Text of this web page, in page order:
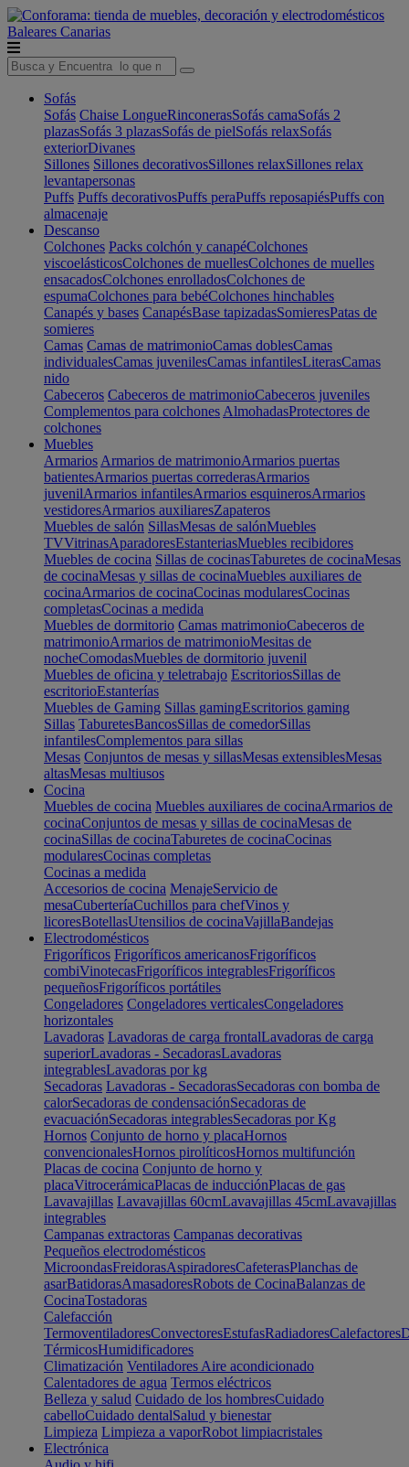
Baleares Canarias
Sofás
Sofás Chaise LongueRinconerasSofás camaSofás 2
plazasSofás 3 plazasSofás de pielSofás relaxSofás
exteriorDivanes
Sillones Sillones decorativosSillones relaxSillones relax
levantapersonas
Puffs Puffs decorativosPuffs peraPuffs reposapiésPuffs con
almacenaje
Descanso
Colchones Packs colchón y canapéColchones
viscoelásticosColchones de muellesColchones de muelles
ensacadosColchones enrolladosColchones de
espumaColchones para bebéColchones hinchables
Canapés y bases CanapésBase tapizadasSomieresPatas de
somieres
Camas Camas de matrimonioCamas doblesCamas
individualesCamas juvenilesCamas infantilesLiterasCamas
nido
Cabeceros Cabeceros de matrimonioCabeceros juveniles
Complementos para colchones AlmohadasProtectores de
colchones
Muebles
Armarios Armarios de matrimonioArmarios puertas
batientesArmarios puertas correderasArmarios
juvenilArmarios infantilesArmarios esquinerosArmarios
vestidoresArmarios auxiliaresZapateros
Muebles de salón SillasMesas de salónMuebles
TVVitrinasAparadoresEstanteriasMuebles recibidores
Muebles de cocina Sillas de cocinasTaburetes de cocinaMesas
de cocinaMesas y sillas de cocinaMuebles auxiliares de
cocinaArmarios de cocinaCocinas modularesCocinas
completasCocinas a medida
Muebles de dormitorio Camas matrimonioCabeceros de
matrimonioArmarios de matrimonioMesitas de
nocheComodasMuebles de dormitorio juvenil
Muebles de oficina y teletrabajo EscritoriosSillas de
escritorioEstanterías
Muebles de Gaming Sillas gamingEscritorios gaming
Sillas TaburetesBancosSillas de comedorSillas
infantilesComplementos para sillas
Mesas Conjuntos de mesas y sillasMesas extensiblesMesas
altasMesas multiusos
Cocina
Muebles de cocina Muebles auxiliares de cocinaArmarios de
cocinaConjuntos de mesas y sillas de cocinaMesas de
cocinaSillas de cocinaTaburetes de cocinaCocinas
modularesCocinas completas
Cocinas a medida
Accesorios de cocina MenajeServicio de
mesaCuberteríaCuchillos para chefVinos y
licoresBotellasUtensilios de cocinaVajillaBandejas
Electrodomésticos
Frigoríficos Frigoríficos americanosFrigoríficos
combiVinotecasFrigoríficos integrablesFrigoríficos
pequeñosFrigoríficos portátiles
Congeladores Congeladores verticalesCongeladores
horizontales
Lavadoras Lavadoras de carga frontalLavadoras de carga
superiorLavadoras - SecadorasLavadoras
integrablesLavadoras por kg
Secadoras Lavadoras - SecadorasSecadoras con bomba de
calorSecadoras de condensaciónSecadoras de
evacuaciónSecadoras integrablesSecadoras por Kg
Hornos Conjunto de horno y placaHornos
convencionalesHornos pirolíticosHornos multifunción
Placas de cocina Conjunto de horno y
placaVitrocerámicaPlacas de inducciónPlacas de gas
Lavavajillas Lavavajillas 60cmLavavajillas 45cmLavavajillas
integrables
Campanas extractoras Campanas decorativas
Pequeños electrodomésticos
MicroondasFreidorasAspiradoresCafeterasPlanchas de
asarBatidorasAmasadoresRobots de CocinaBalanzas de
CocinaTostadoras
Calefacción
TermoventiladoresConvectoresEstufasRadiadoresCalefactores
TérmicosHumidificadores
Climatización Ventiladores Aire acondicionado
Calentadores de agua Termos eléctricos
Belleza y salud Cuidado de los hombresCuidado
cabelloCuidado dentalSalud y bienestar
Limpieza Limpieza a vaporRobot limpiacristales
Electrónica